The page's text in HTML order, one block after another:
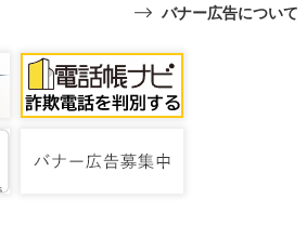
バナー広告について